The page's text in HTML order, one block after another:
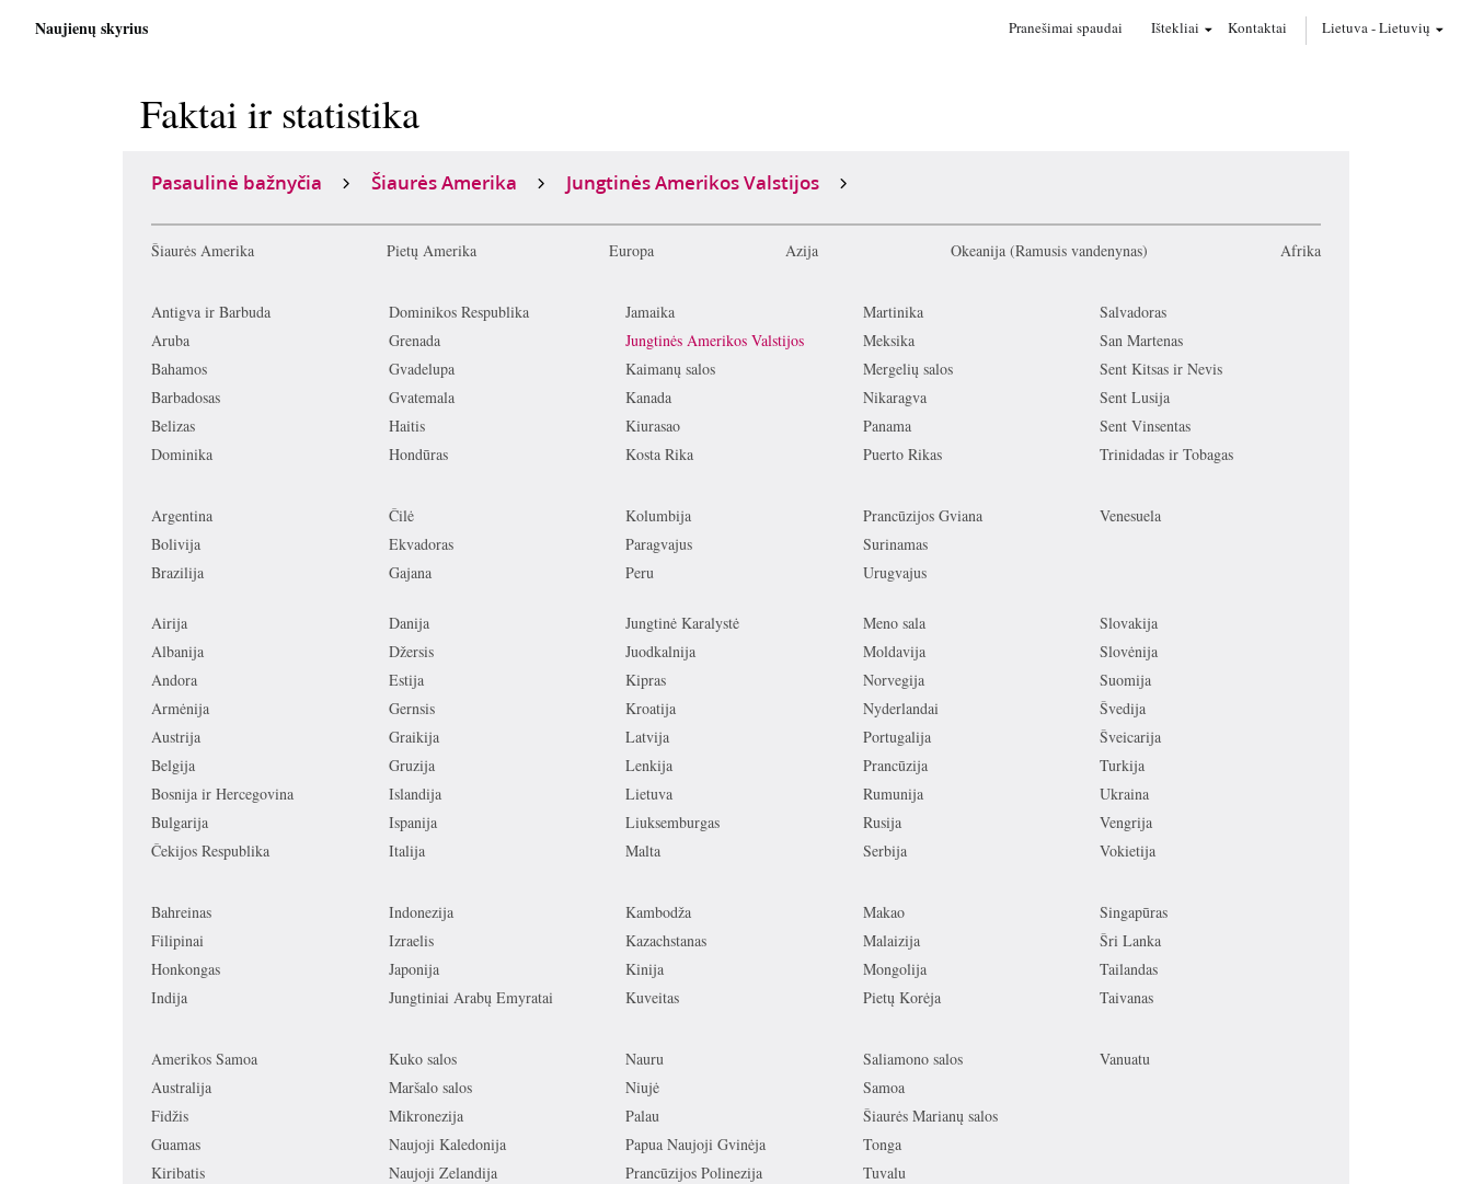
Naujienų skyrius Pranešimai spaudai Ištekliai Kontaktai Lietuva-Lietuvių
Faktai ir statistika
Pasaulinė bažnyčia Šiaurės Amerika Jungtinės Amerikos Valstijos
Šiaurės Amerika Pietų Amerika Europa Azija Okeanija (Ramusis vandenynas) Afrika
Antigva ir Barbuda
Aruba
Bahamos
Barbadosas
Belizas
Dominika
Dominikos Respublika
Grenada
Gvadelupa
Gvatemala
Haitis
Hondūras
Jamaika
Jungtinės Amerikos Valstijos
Kaimanų salos
Kanada
Kiurasao
Kosta Rika
Martinika
Meksika
Mergelių salos
Nikaragva
Panama
Puerto Rikas
Salvadoras
San Martenas
Sent Kitsas ir Nevis
Sent Lusija
Sent Vinsentas
Trinidadas ir Tobagas
Argentina
Bolivija
Brazilija
Čilė
Ekvadoras
Gajana
Kolumbija
Paragvajus
Peru
Prancūzijos Gviana
Surinamas
Urugvajus
Venesuela
Airija
Albanija
Andora
Armėnija
Austrija
Belgija
Bosnija ir Hercegovina
Bulgarija
Čekijos Respublika
Danija
Džersis
Estija
Gernsis
Graikija
Gruzija
Islandija
Ispanija
Italija
Jungtinė Karalystė
Juodkalnija
Kipras
Kroatija
Latvija
Lenkija
Lietuva
Liuksemburgas
Malta
Meno sala
Moldavija
Norvegija
Nyderlandai
Portugalija
Prancūzija
Rumunija
Rusija
Serbija
Slovakija
Slovėnija
Suomija
Švedija
Šveicarija
Turkija
Ukraina
Vengrija
Vokietija
Bahreinas
Filipinai
Honkongas
Indija
Indonezija
Izraelis
Japonija
Jungtiniai Arabų Emyratai
Kambodža
Kazachstanas
Kinija
Kuveitas
Makao
Malaizija
Mongolija
Pietų Korėja
Singapūras
Šri Lanka
Tailandas
Taivanas
Amerikos Samoa
Australija
Fidžis
Guamas
Kiribatis
Kuko salos
Maršalo salos
Mikronezija
Naujoji Kaledonija
Naujoji Zelandija
Nauru
Niujė
Palau
Papua Naujoji Gvinėja
Prancūzijos Polinezija
Saliamono salos
Samoa
Šiaurės Marianų salos
Tonga
Tuvalu
Vanuatu